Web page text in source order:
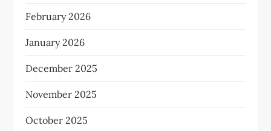
February 2026
January 2026
December 2025
November 2025
October 2025